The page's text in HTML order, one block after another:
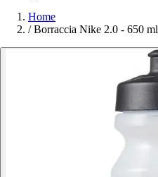
Home
/ Borraccia Nike 2.0 - 650 ml